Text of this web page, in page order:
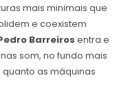
mais minimais que
e coexistem
Barreiros entra e
som, no fundo mais
as máquinas